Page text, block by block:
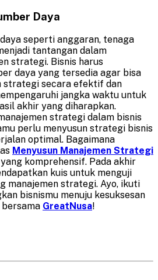
Daya
seperti anggaran, tenaga
tantangan dalam
strategi. Bisnis harus
daya yang tersedia agar bisa
strategi secara efektif dan
jangka waktu untuk
akhir yang diharapkan.
strategi dalam bisnis
perlu menyusun strategi bisnis
optimal. Bagaimana
Menyusun Manajemen Strategi
komprehensif. Pada akhir
kuis untuk menguji
manajemen strategi. Ayo, ikuti
bisnismu menuju kesuksesan
bersama GreatNusa!